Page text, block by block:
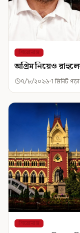
শিরোনাম
অগ্রিম নিয়েও
৭/৮/২০২৬ 1 মিনিট পড়া
শিরোনাম